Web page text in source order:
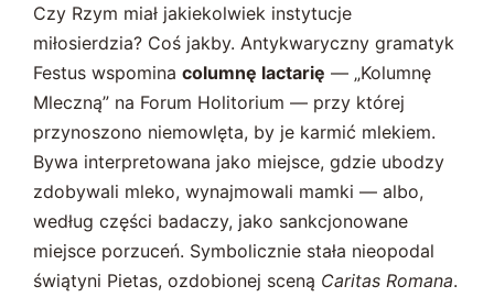
Czy Rzym miał jakiekolwiek instytucje
miłosierdzia? Coś jakby. Antykwaryczny gramatyk
Festus wspomina columnę lactarię — „Kolumnę
Mleczną” na Forum Holitorium — przy której
przynoszono niemowlęta, by je karmić mlekiem.
Bywa interpretowana jako miejsce, gdzie ubodzy
zdobywali mleko, wynajmowali mamki — albo,
według części badaczy, jako sankcjonowane
miejsce porzuceń. Symbolicznie stała nieopodal
świątyni Pietas, ozdobionej sceną Caritas Romana.